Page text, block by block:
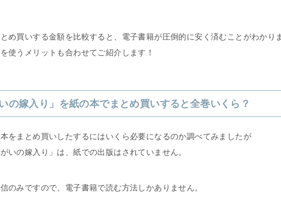
め買いする金額を比較すると、電子書籍が圧倒的に安く済むことがわかり
使うメリットも合わせてご紹介します！
いの嫁入り」を紙の本でまとめ買いすると全巻いくら？
をまとめ買いしたするにはいくら必要になるのか調べてみましたが
いの嫁入り」は、紙での出版はされていません。
のみですので、電子書籍で読む方法しかありません。